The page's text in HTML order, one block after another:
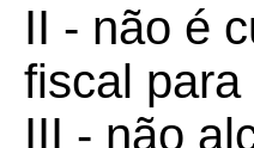
II - não é
fiscal
III - não